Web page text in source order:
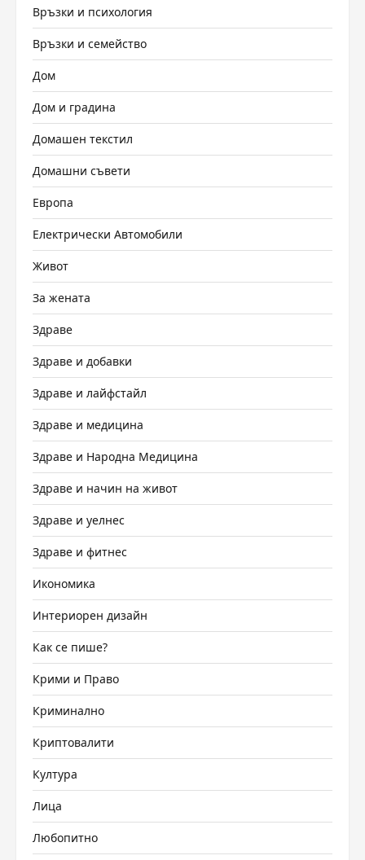
Връзки и психология
Връзки и семейство
Дом
Дом и градина
Домашен текстил
Домашни съвети
Европа
Електрически Автомобили
Живот
За жената
Здраве
Здраве и добавки
Здраве и лайфстайл
Здраве и медицина
Здраве и Народна Медицина
Здраве и начин на живот
Здраве и уелнес
Здраве и фитнес
Икономика
Интериорен дизайн
Как се пише?
Крими и Право
Криминално
Криптовалити
Култура
Лица
Любопитно